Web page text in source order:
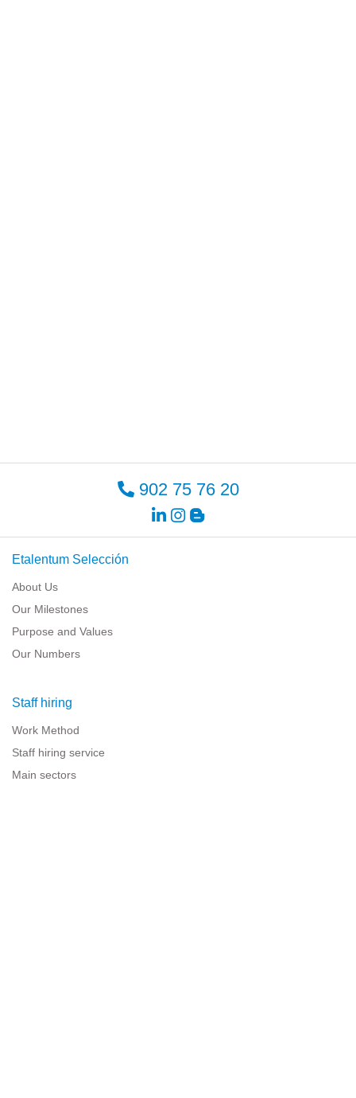
902 75 76 20
Etalentum Selección
About Us
Our Milestones
Purpose and Values
Our Numbers
Staff hiring
Work Method
Staff hiring service
Main sectors